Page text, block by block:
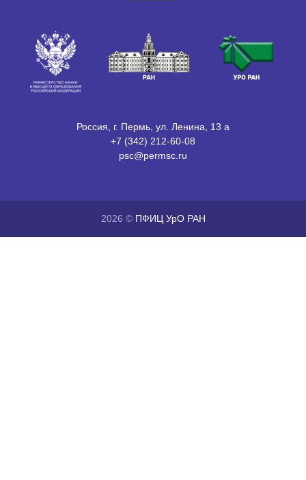
Россия, г. Пермь, ул. Ленина, 13 а
+7 (342) 212-60-08
psc@permsc.ru
2026 © ПФИЦ УрО РАН